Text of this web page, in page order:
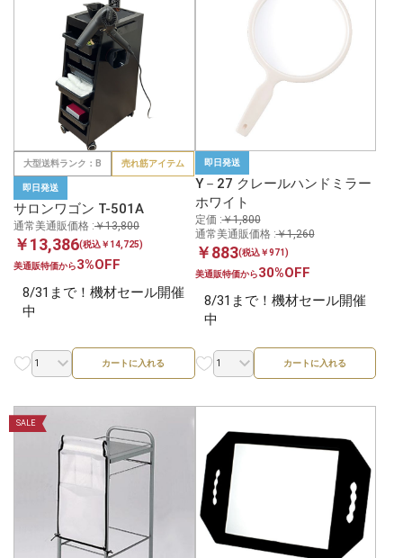
大型送料ランク：B 売れ筋アイテム
即日発送
サロンワゴン T-501A
通常美通販価格 :￥13,800
￥13,386(税込￥14,725)
美通販特価から3%OFF
8/31まで！機材セール開催
中
カートに入れる
即日発送
Y－27 クレールハンドミラー
ホワイト
定価 :￥1,800
通常美通販価格 :￥1,260
￥883(税込￥971)
美通販特価から30%OFF
8/31まで！機材セール開催
中
カートに入れる
SALE